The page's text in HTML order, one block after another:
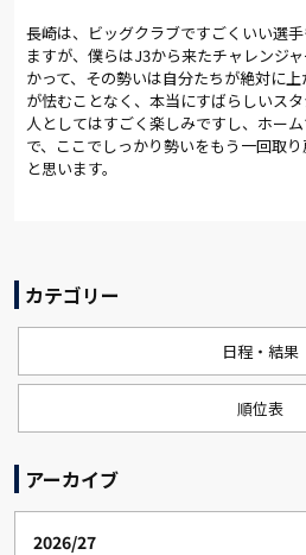
長崎は、ビッグクラブですごくいい選
ますが、僕らはJ3から来たチャレンジ
かって、その勢いは自分たちが絶対に
が怯むことなく、本当にすばらしいス
人としてはすごく楽しみですし、ホー
で、ここでしっかり勢いをもう一回取
と思います。
カテゴリー
日程・結果
順位表
アーカイブ
2026/27